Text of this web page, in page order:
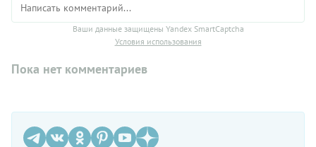
Ваши данные защищены Yandex SmartCaptcha
Условия использования
Пока нет комментариев